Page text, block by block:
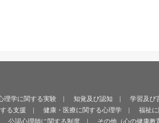
理学に関する実験 知覚及び認知
学習及び
る支援 健康・医療に関する心理学
福祉
公認心理師に関する制度 その他（心の健康教